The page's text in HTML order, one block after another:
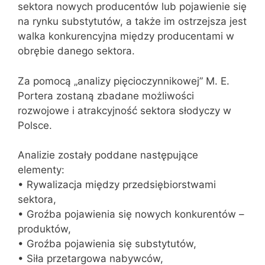
sektora nowych producentów lub pojawienie się
na rynku substytutów, a także im ostrzejsza jest
walka konkurencyjna między producentami w
obrębie danego sektora.
Za pomocą „analizy pięcioczynnikowej” M. E.
Portera zostaną zbadane możliwości
rozwojowe i atrakcyjność sektora słodyczy w
Polsce.
Analizie zostały poddane następujące
elementy:
• Rywalizacja między przedsiębiorstwami
sektora,
• Groźba pojawienia się nowych konkurentów –
produktów,
• Groźba pojawienia się substytutów,
• Siła przetargowa nabywców,